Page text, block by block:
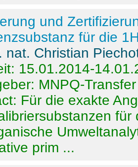
und
für die
nat. Christian
15.01.2014-
MNPQ-Transfer
Für die exakte
prim ...